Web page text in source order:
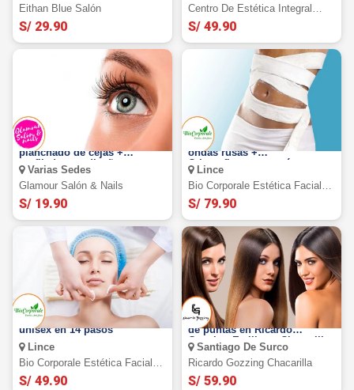
Eithan Blue Salón
S/ 29.90
Centro De Estética Integral
Elein
S/ 49.90
Rizado de pestañas +
planchado de cejas +
perfilado con diseño +
manicure
Varias Sedes
Glamour Salón & Nails
S/ 19.90
Yesoterapia con lipoláser +
ondas rusas +
Crioreafirmante y más
Lince
Bio Corporale Estética Facial Y
Corporal
S/ 79.90
Limpieza facial profunda
unisex en 14 pasos
Lince
Bio Corporale Estética Facial Y
Corporal
S/ 49.90
Alisado Gold Keratin + corte
de puntas en Ricardo
Gozzing Estilistas Chacarilla
Santiago De Surco
Ricardo Gozzing Chacarilla
S/ 59.90